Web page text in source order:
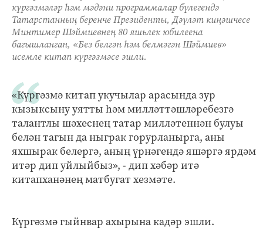
күргәзмәләр һәм мәдәни программалар бүлегендә
Татарстанның беренче Президенты, Дәүләт киңәшчесе
Минтимер Шәймиевнең 80 яшьлек юбилеена
багышланган, «Без белгән һәм белмәгән Шәймиев»
исемле китап күргәзмәсе эшли.
«Күргәзмә китап укучылар арасында зур
кызыксыну уятты һәм милләттәшләребезгә
талантлы шәхеснең татар милләтеннән булуы
белән тагын да ныграк горурланырга, аны
яхшырак белергә, аның үрнәгендә яшәргә ярдәм
итәр дип уйлыйбыз», - дип хәбәр итә
китапханәнең матбугат хезмәте.
Күргәзмә гыйнвар ахырына кадәр эшли.